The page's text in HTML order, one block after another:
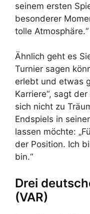
seinem ersten
besonderer
tolle Atmosphäre.“
Ähnlich geht es
Turnier sagen
erlebt und etwas
Karriere“, sagt
sich nicht zu
Endspiels in
lassen möchte:
der Position. Ich
bin.“
Drei
(VAR)